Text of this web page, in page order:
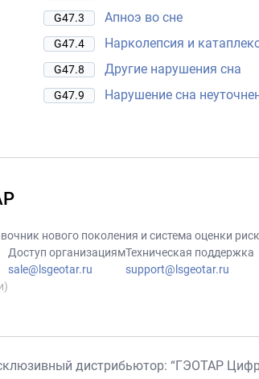
G47.3 Апноэ во сне
G47.4 Нарколепсия и
G47.8 Другие нарушения сна
G47.9 Нарушение сна
нового поколения и система оценки
Доступ организациям
sale@lsgeotar.ru
Техническая поддержка
support@lsgeotar.ru
дистрибьютор: “ГЭОТАР